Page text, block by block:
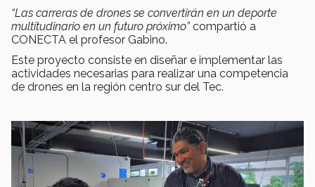
“Las carreras de drones se convertirán en un deporte
multitudinario en un futuro próximo”compartió a
CONECTA el profesor Gabino.
Este proyecto consiste en diseñar e implementar las
actividades necesarias para realizar una competencia
de drones en la región centro sur del Tec.